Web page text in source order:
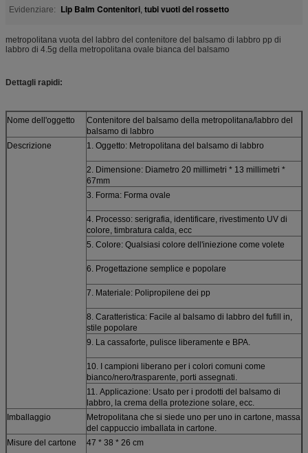
Evidenziare:
Lip Balm Contenitori, tubi vuoti del rossetto
metropolitana vuota del labbro del contenitore del balsamo di labbro pp di
labbro di 4.5g della metropolitana ovale bianca del balsamo
Dettagli rapidi:
Nome dell'oggetto
Contenitore del balsamo della metropolitana/labbro del
balsamo di labbro
Descrizione
1. Oggetto: Metropolitana del balsamo di labbro
2. Dimensione: Diametro 20 millimetri * 13 millimetri *
67mm
3. Forma: Forma ovale
4. Processo: serigrafia, identificare, rivestimento UV di
colore, timbratura calda, ecc
5. Colore: Qualsiasi colore dell'iniezione come volete
6. Progettazione semplice e popolare
7. Materiale: Polipropilene dei pp
8. Caratteristica: Facile al balsamo di labbro del fufill in,
stile popolare
9. La cassaforte, pulisce liberamente e BPA.
10. I campioni liberano per i colori comuni come
bianco/nero/trasparente, porti assegnati.
11. Applicazione: Usato per i prodotti del balsamo di
labbro, la crema della protezione solare, ecc.
Imballaggio
Metropolitana che si siede uno per uno in cartone, massa
del cappuccio imballata in cartone.
Misure del cartone
47 * 38 * 26 cm